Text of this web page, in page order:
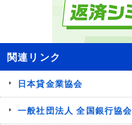
関連リンク
日本貸金業協会
一般社団法人 全国銀行協会